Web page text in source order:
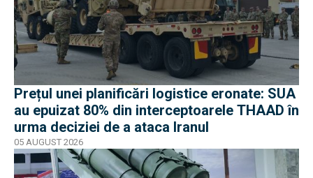
Prețul unei planificări logistice eronate: SUA
au epuizat 80% din interceptoarele THAAD în
urma deciziei de a ataca Iranul
05 AUGUST 2026